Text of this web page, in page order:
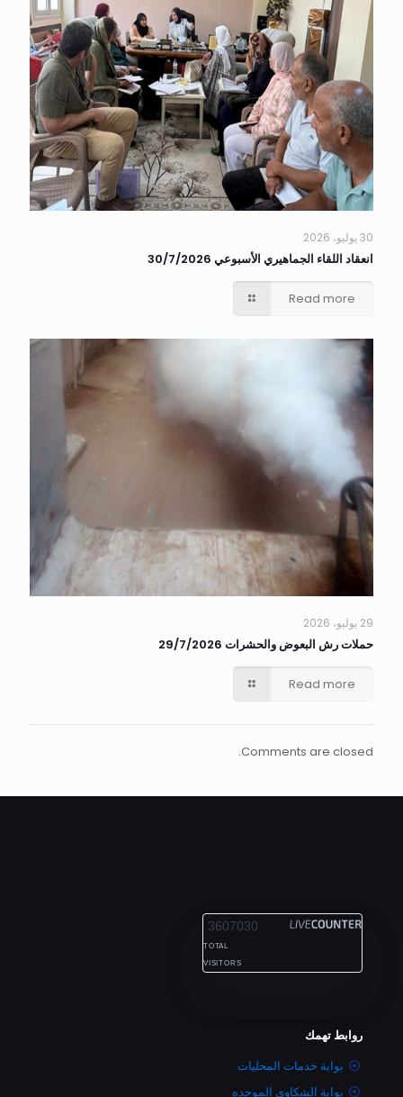
30 يوليو، 2026
انعقاد اللقاء الجماهيري الأسبوعي 30/7/2026
Read more
29 يوليو، 2026
حملات رش البعوض والحشرات 29/7/2026
Read more
Comments are closed.
3607030
TOTAL
VISITORS
روابط تهمك
بوابة خدمات المحليات
بوابة الشكاوى الموحده